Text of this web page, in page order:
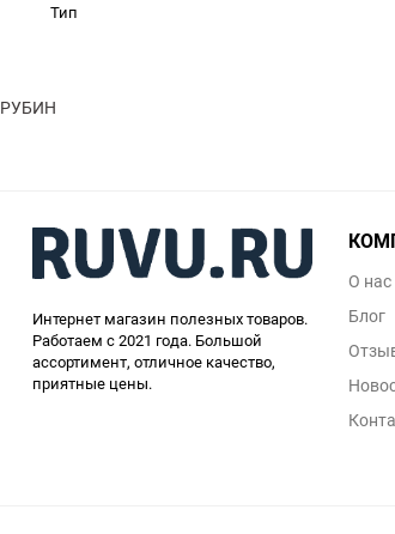
Тип
РУБИН
Интернет магазин полезных товаров.
Работаем с 2021 года. Большой
ассортимент, отличное качество,
приятные цены.
О нас
Блог